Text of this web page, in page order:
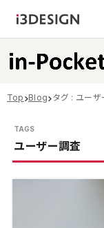
Top Blog タグ : ユーザ
ユーザー調査